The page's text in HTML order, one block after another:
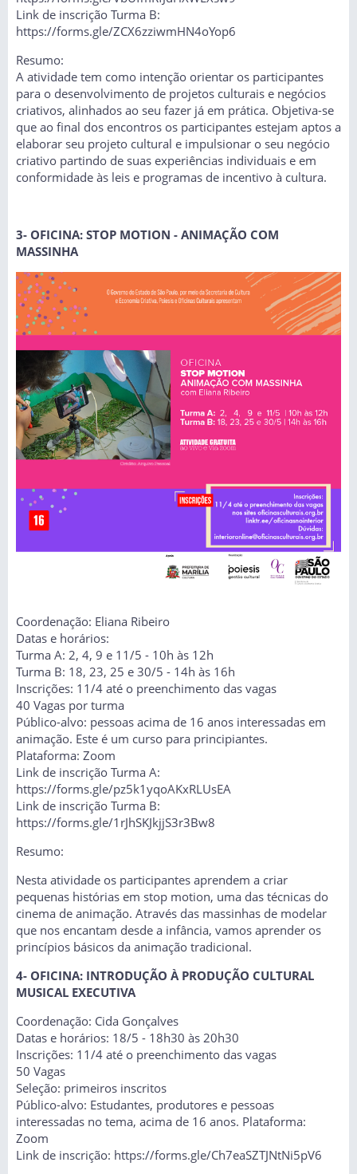
Link de inscrição Turma B:
https://forms.gle/ZCX6zziwmHN4oYop6
Resumo:
A atividade tem como intenção orientar os participantes
para o desenvolvimento de projetos culturais e negócios
criativos, alinhados ao seu fazer já em prática. Objetiva-se
que ao final dos encontros os participantes estejam aptos a
elaborar seu projeto cultural e impulsionar o seu negócio
criativo partindo de suas experiências individuais e em
conformidade às leis e programas de incentivo à cultura.
3- OFICINA: STOP MOTION - ANIMAÇÃO COM
MASSINHA
Coordenação: Eliana Ribeiro
Datas e horários:
Turma A: 2, 4, 9 e 11/5 - 10h às 12h
Turma B: 18, 23, 25 e 30/5 - 14h às 16h
Inscrições: 11/4 até o preenchimento das vagas
40 Vagas por turma
Público-alvo: pessoas acima de 16 anos interessadas em
animação. Este é um curso para principiantes.
Plataforma: Zoom
Link de inscrição Turma A:
https://forms.gle/pz5k1yqoAKxRLUsEA
Link de inscrição Turma B:
https://forms.gle/1rJhSKJkjjS3r3Bw8
Resumo:
Nesta atividade os participantes aprendem a criar
pequenas histórias em stop motion, uma das técnicas do
cinema de animação. Através das massinhas de modelar
que nos encantam desde a infância, vamos aprender os
princípios básicos da animação tradicional.
4- OFICINA: INTRODUÇÃO À PRODUÇÃO CULTURAL
MUSICAL EXECUTIVA
Coordenação: Cida Gonçalves
Datas e horários: 18/5 - 18h30 às 20h30
Inscrições: 11/4 até o preenchimento das vagas
50 Vagas
Seleção: primeiros inscritos
Público-alvo: Estudantes, produtores e pessoas
interessadas no tema, acima de 16 anos. Plataforma:
Zoom
Link de inscrição: https://forms.gle/Ch7eaSZTJNtNi5pV6